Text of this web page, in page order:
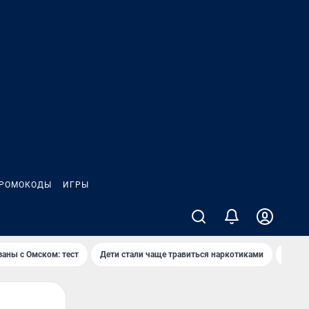
ИГРЫ
с Омском: тест Дети стали чаще травиться наркотиками